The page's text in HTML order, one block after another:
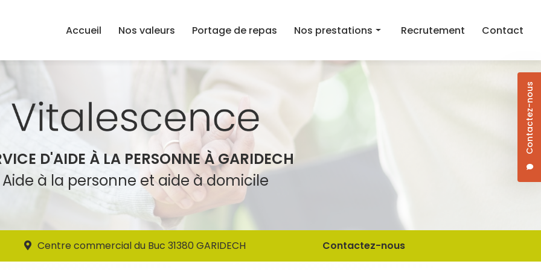
Contactez-nous
Accueil
Nos valeurs Portage de repas Nos prestations
Aide au maintien à domicile
Aide à la mobilité
Jardinage/Bricolage
Recrutement Contact
D'AIDE À LA PERSONNE À GARIDECH
Aide à la personne et aide à domicile
Centre commercial du Buc 31380 GARIDECH Contactez-nous